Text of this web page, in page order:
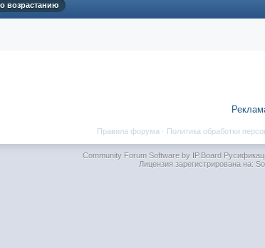
возрастанию
Политика обработки
Правила форума ·
Community Forum Software by IP.Board
Лицензия зарегистрирована на: